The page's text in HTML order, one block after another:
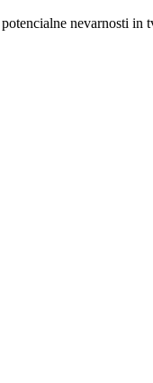
nevarnosti in